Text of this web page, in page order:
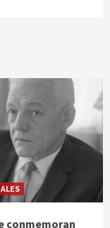
conmemoran